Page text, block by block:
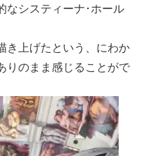
なシスティーナ･ホール
き上げたという、にわか
りのまま感じることがで